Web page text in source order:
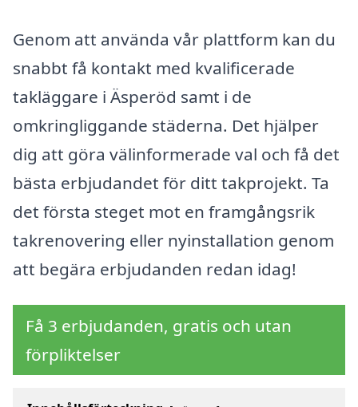
Genom att använda vår plattform kan du
snabbt få kontakt med kvalificerade
takläggare i Äsperöd samt i de
omkringliggande städerna. Det hjälper
dig att göra välinformerade val och få det
bästa erbjudandet för ditt takprojekt. Ta
det första steget mot en framgångsrik
takrenovering eller nyinstallation genom
att begära erbjudanden redan idag!
Få 3 erbjudanden, gratis och utan
förpliktelser